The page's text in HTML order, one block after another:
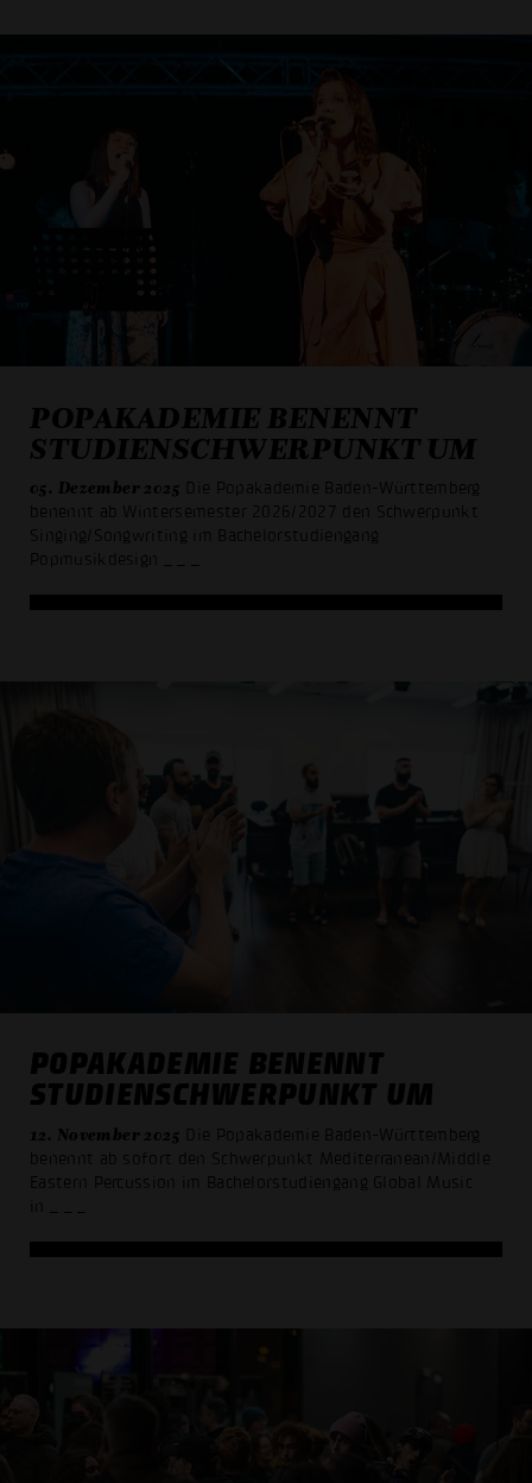
ALLE COOKIES
ALLE COOKIES
POPAKADEMIE BENENNT
STUDIENSCHWERPUNKT UM
05. Dezember 2025 Die Popakademie Baden-Württemberg
benennt ab Wintersemester 2026/2027 den Schwerpunkt
Singing/Songwriting im Bachelorstudiengang
Popmusikdesign
POPAKADEMIE BENENNT
STUDIENSCHWERPUNKT UM
12. November 2025 Die Popakademie Baden-Württemberg
benennt ab sofort den Schwerpunkt Mediterranean/Middle
Eastern Percussion im Bachelorstudiengang Global Music
in